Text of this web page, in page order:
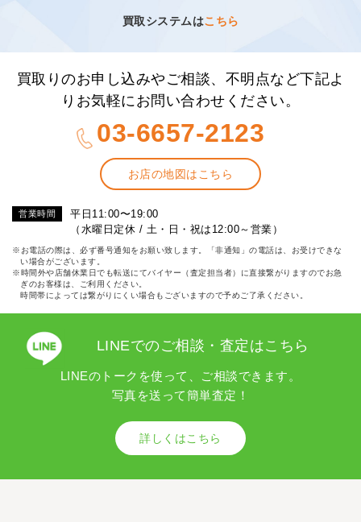
買取システムはこちら
買取りのお申し込みやご相談、不明点など下記よ
りお気軽にお問い合わせください。
03-6657-2123
お店の地図はこちら
営業時間
平日11:00〜19:00
（水曜日定休 / 土・日・祝は12:00～営業）
※お電話の際は、必ず番号通知をお願い致します。「非通知」の電話は、お受けできな
い場合がございます。
※時間外や店舗休業日でも転送にてバイヤー（査定担当者）に直接繋がりますのでお急
ぎのお客様は、ご利用ください。
時間帯によっては繋がりにくい場合もございますので予めご了承ください。
LINEでのご相談・査定はこちら
LINEのトークを使って、ご相談できます。
写真を送って簡単査定！
詳しくはこちら